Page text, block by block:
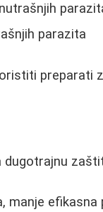
parazita
preparati
dugotrajnu
manje efikasna